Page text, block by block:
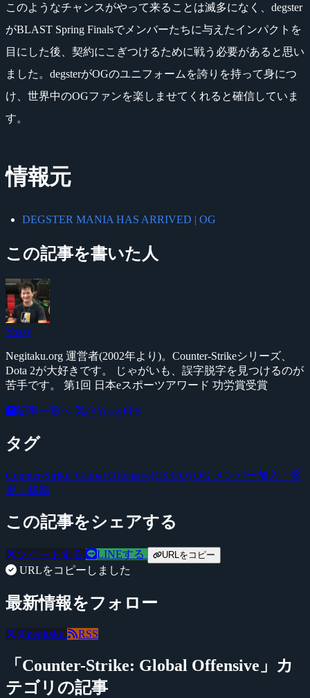
このようなチャンスがやって来ることは滅多になく、degster
がBLAST Spring Finalsでメンバーたちに与えたインパクトを
目にした後、契約にこぎつけるために戦う必要があると思い
ました。degsterがOGのユニフォームを誇りを持って身につ
け、世界中のOGファンを楽しませてくれると確信していま
す。
情報元
DEGSTER MANIA HAS ARRIVED | OG
この記事を書いた人
Yossy
Negitaku.org 運営者(2002年より)。Counter-Strikeシリーズ、
Dota 2が大好きです。 じゃがいも、誤字脱字を見つけるのが
苦手です。 第1回 日本eスポーツアワード 功労賞受賞
記事一覧へ @YossyFPS
タグ
Counter-Strike: Global Offensive(CS:GO) OG メンバー加入・変
更・移籍
この記事をシェアする
ツイートする LINEする URLをコピー
URLをコピーしました
最新情報をフォロー
@negitaku RSS
「Counter-Strike: Global Offensive」カ
テゴリの記事